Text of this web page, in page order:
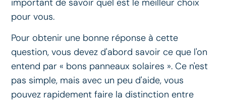
pour vous.
Pour obtenir une bonne réponse à cette
question, vous devez d'abord savoir ce que l'on
entend par « bons panneaux solaires ». Ce n'est
pas simple, mais avec un peu d'aide, vous
pouvez rapidement faire la distinction entre